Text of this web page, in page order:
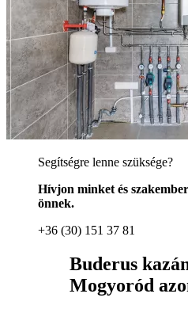
Segítségre lenne szüksége?
Hívjon minket és
önnek.
+36 (30) 151 37 81
Buderus
Mogyoród